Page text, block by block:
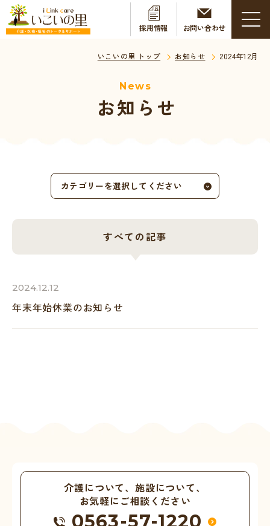
採用情報 お問い合わせ
News
お知らせ
いこいの里 トップ お知らせ 2024年12月
カテゴリーを選択してください
すべての記事
2024.12.12
年末年始休業のお知らせ
介護について、施設について、
お気軽にご相談ください
0563-57-1220